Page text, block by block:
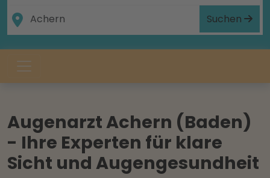
Suchen
Augenarzt Achern (Baden)
- Ihre Experten für klare
Sicht und Augengesundheit